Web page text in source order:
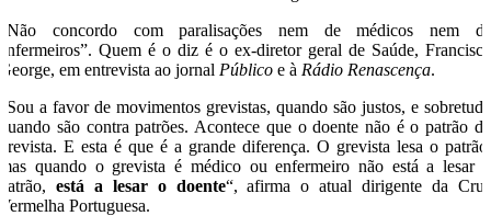
“Não concordo com paralisações nem de médicos nem de
enfermeiros”. Quem é o diz é o ex-diretor geral de Saúde, Francisco
George, em entrevista ao jornal Públicoe à Rádio Renascença.
“Sou a favor de movimentos grevistas, quando são justos, e sobretudo
quando são contra patrões. Acontece que o doente não é o patrão do
grevista. E esta é que é a grande diferença. O grevista lesa o patrão,
mas quando o grevista é médico ou enfermeiro não está a lesar o
patrão,está a lesar o doente“, afirma o atual dirigente da Cruz
Vermelha Portuguesa.